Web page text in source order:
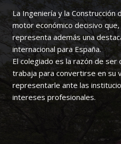
La Ingeniería y la Construcción
motor económico decisivo que,
representa además una
internacional para España.
El colegiado es la razón de ser
trabaja para convertirse en su
representarle ante las
intereses profesionales.